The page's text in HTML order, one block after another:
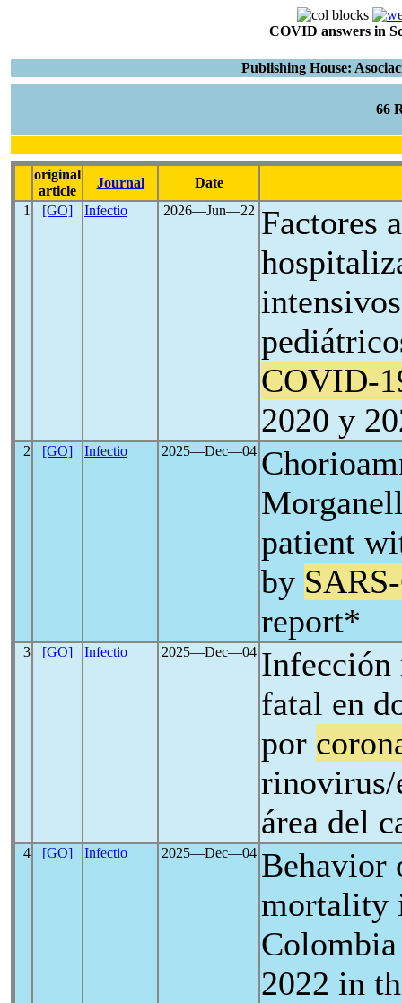
COVID answers in
Publishing House:
66
original
article
Journal
Date
1
[GO] Infectio 2026―Jun―22 Factores
COVID-
2020 y
2 [GO] Infectio 2025―Dec―04
patient
by
report*
3 [GO] Infectio 2025―Dec―04 Infección
fatal en
por
rinovirus/
área del
4 [GO] Infectio 2025―Dec―04 Behavior
mortality
2022 in